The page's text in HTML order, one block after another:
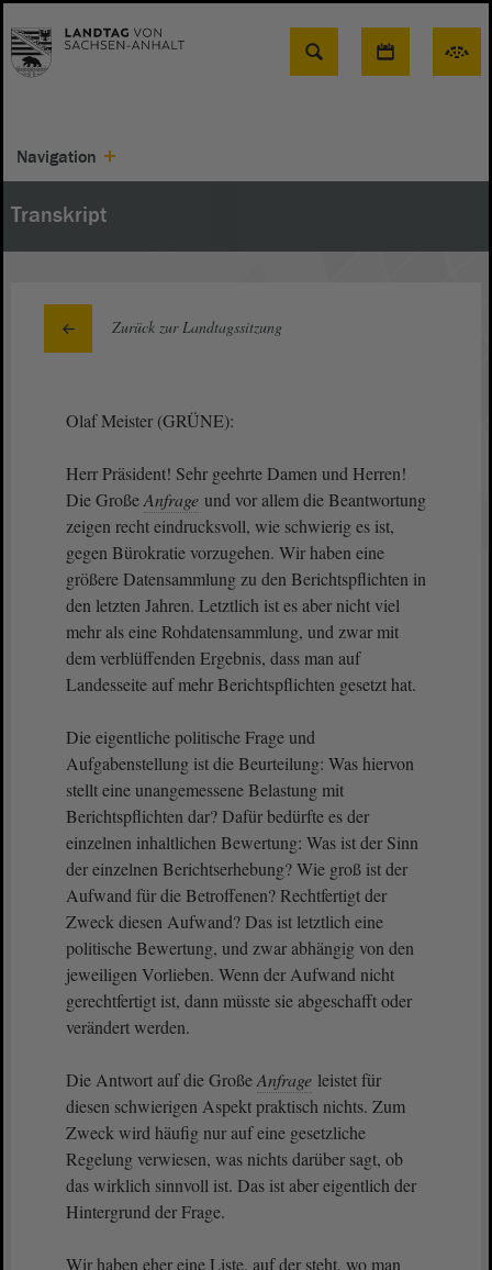
Suche
Navigation
Transkript
Zurück zur Landtagssitzung
Olaf Meister (GRÜNE):
Herr Präsident! Sehr geehrte Damen und Herren!
Die GroßeAnfrage und vor allem die Beantwortung
zeigen recht eindrucksvoll, wie schwierig es ist,
gegen Bürokratie vorzugehen. Wir haben eine
größere Datensammlung zu den Berichtspflichten in
den letzten Jahren. Letztlich ist es aber nicht viel
mehr als eine Rohdatensammlung, und zwar mit
dem verblüffenden Ergebnis, dass man auf
Landesseite auf mehr Berichtspflichten gesetzt hat.
Die eigentliche politische Frage und
Aufgabenstellung ist die Beurteilung: Was hiervon
stellt eine unangemessene Belastung mit
Berichtspflichten dar? Dafür bedürfte es der
einzelnen inhaltlichen Bewertung: Was ist der Sinn
der einzelnen Berichtserhebung? Wie groß ist der
Aufwand für die Betroffenen? Rechtfertigt der
Zweck diesen Aufwand? Das ist letztlich eine
politische Bewertung, und zwar abhängig von den
jeweiligen Vorlieben. Wenn der Aufwand nicht
gerechtfertigt ist, dann müsste sie abgeschafft oder
verändert werden.
Die Antwort auf die GroßeAnfrage leistet für
diesen schwierigen Aspekt praktisch nichts. Zum
Zweck wird häufig nur auf eine gesetzliche
Regelung verwiesen, was nichts darüber sagt, ob
das wirklich sinnvoll ist. Das ist aber eigentlich der
Hintergrund der Frage.
Wir haben eher eine Liste, auf der steht, wo man